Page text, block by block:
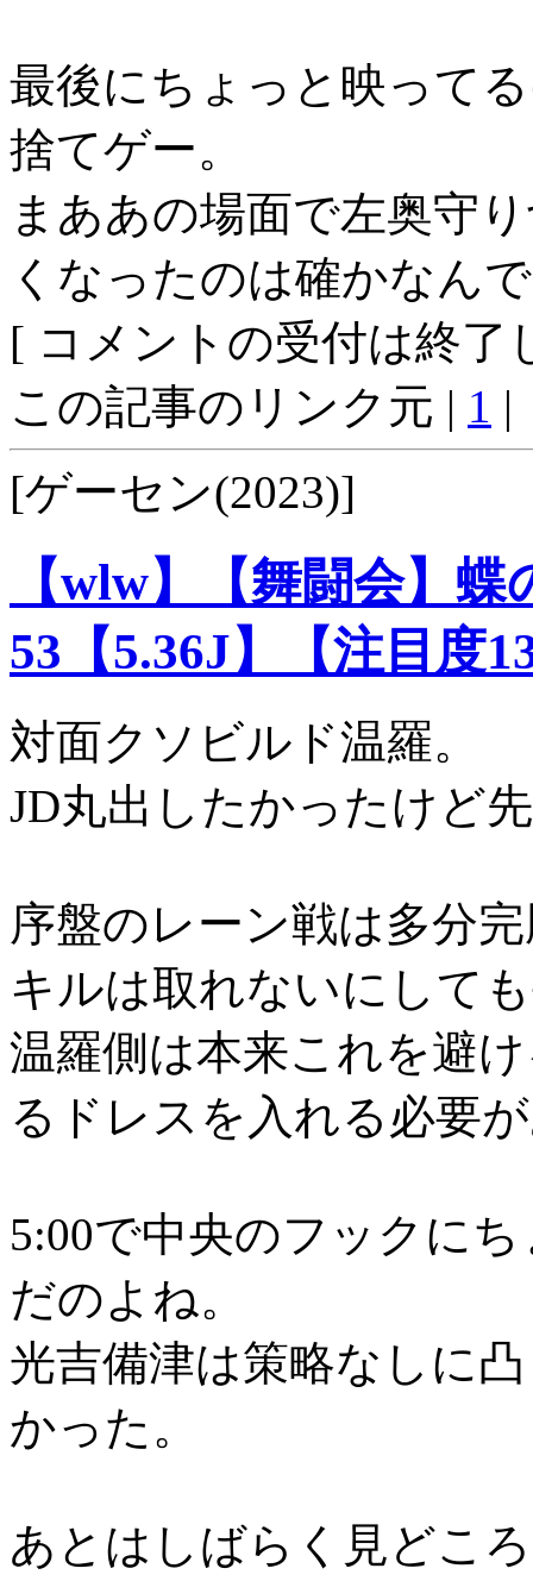
最後にちょっと映って
捨てゲー。
まああの場面で左奥守
くなったのは確かなん
[ コメントの受付は終了
この記事のリンク元 | 1 |
[ゲーセン(2023)]
【wlw】【舞闘会】
53【5.36J】【注目度
対面クソビルド温羅。
JD丸出したかったけど
序盤のレーン戦は多分
キルは取れないにして
温羅側は本来これを避
るドレスを入れる必要
5:00で中央のフックに
だのよね。
光吉備津は策略なしに
かった。
あとはしばらく見どこ